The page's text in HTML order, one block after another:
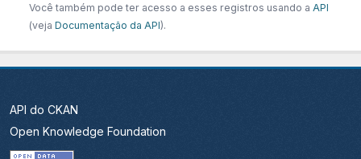
Você também pode ter acesso a esses registros usando a API
(veja Documentação da API).
API do CKAN
Open Knowledge Foundation